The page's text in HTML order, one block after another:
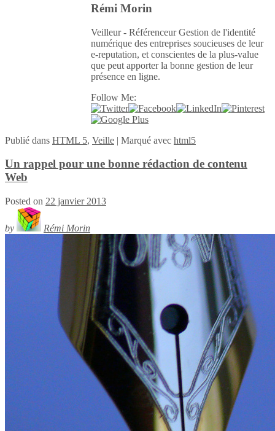
Rémi Morin
Veilleur - Référenceur Gestion de l'identité
numérique des entreprises soucieuses de leur
e-reputation, et conscientes de la plus-value
que peut apporter la bonne gestion de leur
présence en ligne.
Follow Me:
Publié dans HTML 5, Veille | Marqué avec html5
Un rappel pour une bonne rédaction de contenu
Web
Posted on 22 janvier 2013
by Rémi Morin